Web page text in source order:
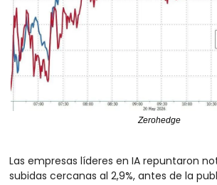
Zerohedge
Las empresas líderes en IA repuntaron
subidas cercanas al 2,9%, antes de la